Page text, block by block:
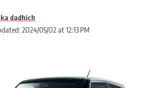
2024/05/02 at 12:13 PM
dadhich